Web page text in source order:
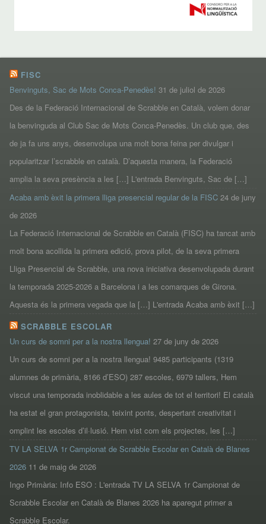
FISC
Benvinguts, Sac de Mots Conca-Penedès! 31 de juliol de 2026
Des de la Federació Internacional de Scrabble en Català, volem donar
la benvinguda al Club Sac de Mots Conca-Penedès. Un club que, des
de ja fa uns anys, desenvolupa una molt bona feina per divulgar i
popularitzar l’scrabble en català. D’aquesta manera, la Federació
amplia la seva presència a les […] L'entrada Benvinguts, Sac de […]
Acaba amb èxit la primera lliga presencial regular de la FISC 24 de juny
de 2026
La Federació Internacional de Scrabble en Català (FISC) ha tancat amb
molt bona acollida la primera edició, prova pilot, de la seva primera
Lliga Presencial de Scrabble, una nova iniciativa desenvolupada durant
la temporada 2025-2026 a Barcelona i a les comarques de Girona.
Aquesta és la primera vegada que la […] L'entrada Acaba amb èxit […]
SCRABBLE ESCOLAR
Un curs de somni per a la nostra llengua! 27 de juny de 2026
Un curs de somni per a la nostra llengua! 9485 participants (1319
alumnes de primària, 8166 d’ESO) 287 escoles, 6979 tallers, Hem
viscut una temporada inoblidable a les aules de tot el territori! El català
ha estat el gran protagonista, teixint ponts, despertant creativitat i
omplint les escoles d’il·lusió. Hem vist com els projectes, les […]
TV LA SELVA 1r Campionat de Scrabble Escolar en Català de Blanes
2026 11 de maig de 2026
Ingo Primària: Info ESO : L'entrada TV LA SELVA 1r Campionat de
Scrabble Escolar en Català de Blanes 2026 ha aparegut primer a
Scrabble Escolar.